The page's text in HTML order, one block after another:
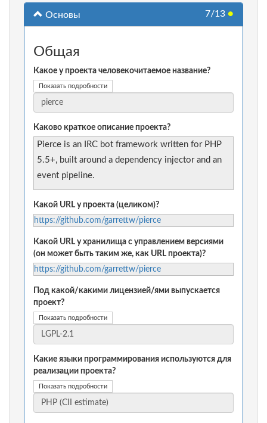
Основы 7/13 ●
Общая
Какое у проекта человекочитаемое название?
Показать подробности
Каково краткое описание проекта?
Pierce is an IRC bot framework written for PHP
5.5+, built around a dependency injector and an
event pipeline.
Какой URL у проекта (целиком)?
https://github.com/garrettw/pierce
Какой URL у хранилища с управлением версиями
(он может быть таким же, как URL проекта)?
https://github.com/garrettw/pierce
Под какой/какими лицензией/ями выпускается
проект?
Показать подробности
Какие языки программирования используются для
реализации проекта?
Показать подробности